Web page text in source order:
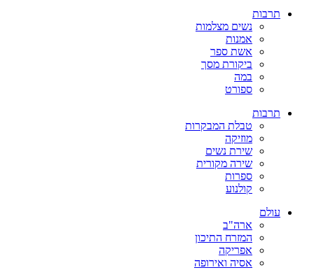
תרבות
נשים מצלמות
אמנות
אשת ספר
ביקורת מסך
במה
ספורט
תרבות
טבלת המבקרות
מוזיקה
שירת נשים
שירה מקורית
ספרות
קולנוע
עולם
ארה"ב
המזרח התיכון
אפריקה
אסיה ואירופה